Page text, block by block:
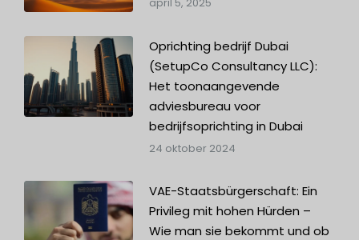
Oprichting bedrijf Dubai
(SetupCo Consultancy LLC):
Het toonaangevende
adviesbureau voor
bedrijfsoprichting in Dubai
24 oktober 2024
VAE-Staatsbürgerschaft: Ein
Privileg mit hohen Hürden –
Wie man sie bekommt und ob